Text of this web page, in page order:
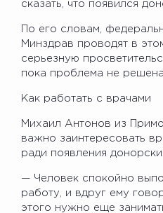
сказать, что появился
По его словам,
Минздрав проводят в
серьезную
пока проблема не решена.
Как работать с врачами
Михаил Антонов из
важно заинтересовать
ради появления
— Человек спокойно
работу, и вдруг ему
этого нужно еще